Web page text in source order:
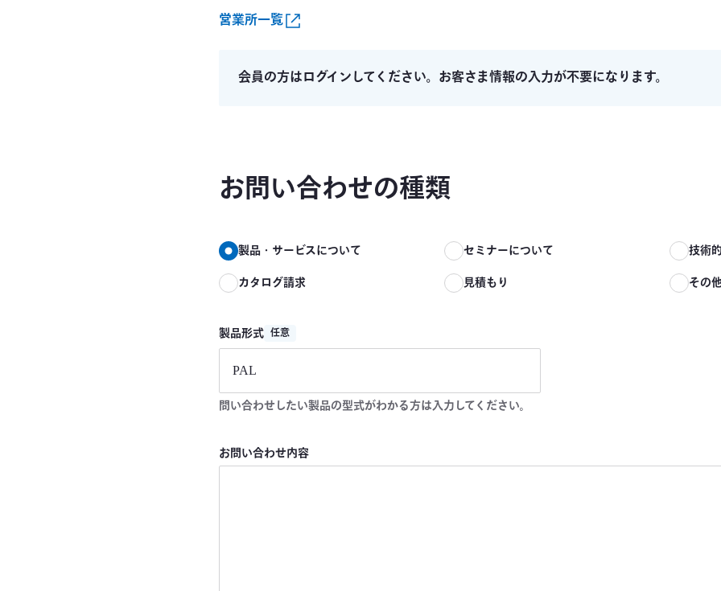
営業所一覧
会員の方はログインしてください。お客さま情報の入力が不要になります。
お問い合わせの種類
製品・サービスについて セミナーについて
技術
カタログ請求
見積もり その
製品形式 任意
問い合わせしたい製品の型式がわかる方は入力してください。
お問い合わせ内容